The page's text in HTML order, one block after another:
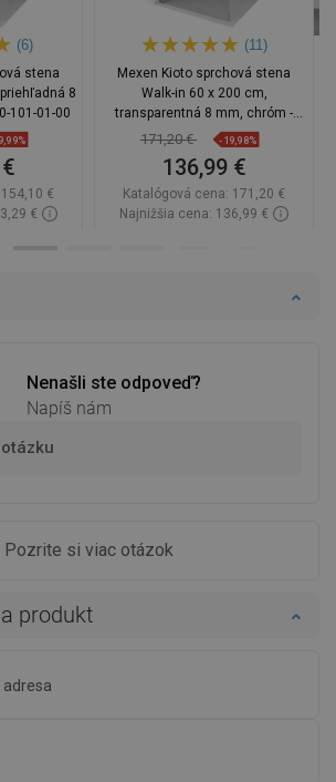
Nenašli ste odpoveď?
Napíš nám
Pozrite si viac otázok
produkt
(6)
stena
8
101-01-00
154,10 €
€
(11)
Mexen Kioto sprchová stena
Walk-in 60 x 200 cm,
transparentná 8 mm, chróm -
800-060-101-01-00
171,20 € -19,98%
136,99 €
Katalógová cena: 171,20 €
Najnižšia cena: 136,99 €